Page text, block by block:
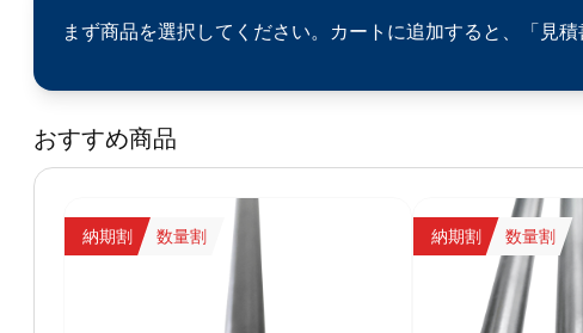
まず商品を選択してください。カートに追加すると、「見積
おすすめ商品
納期割 数量割 納期割 数量割